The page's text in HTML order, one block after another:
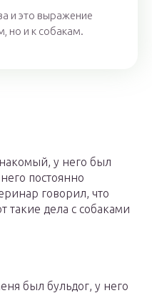
и это выражение
но и к собакам.
у него был
постоянно
говорил, что
такие дела с собаками
был бульдог, у него